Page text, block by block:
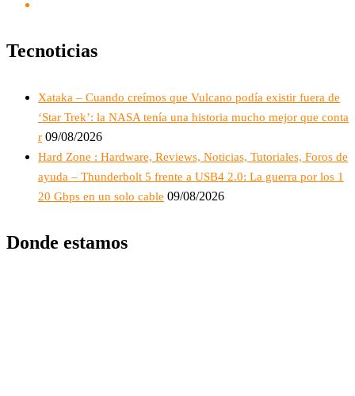
Tecnoticias
Xataka – Cuando creímos que Vulcano podía existir fuera de
‘Star Trek’: la NASA tenía una historia mucho mejor que conta
r 09/08/2026
Hard Zone : Hardware, Reviews, Noticias, Tutoriales, Foros de
ayuda – Thunderbolt 5 frente a USB4 2.0: La guerra por los 1
20 Gbps en un solo cable 09/08/2026
Donde estamos